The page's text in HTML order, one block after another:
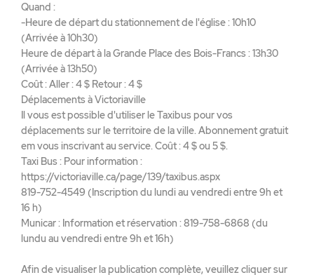
Quand :
-Heure de départ du stationnement de l'église : 10h10
(Arrivée à 10h30)
Heure de départ à la Grande Place des Bois-Francs : 13h30
(Arrivée à 13h50)
Coût : Aller : 4 $ Retour : 4 $
Déplacements à Victoriaville
Il vous est possible d'utiliser le Taxibus pour vos
déplacements sur le territoire de la ville. Abonnement gratuit
em vous inscrivant au service. Coût : 4 $ ou 5 $.
Taxi Bus : Pour information :
https://victoriaville.ca/page/139/taxibus.aspx
819-752-4549 (Inscription du lundi au vendredi entre 9h et
16 h)
Municar : Information et réservation : 819-758-6868 (du
lundu au vendredi entre 9h et 16h)
Afin de visualiser la publication complète, veuillez cliquer sur